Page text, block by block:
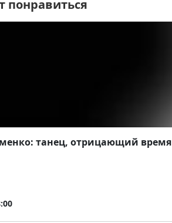
понравиться
танец, отрицающий время